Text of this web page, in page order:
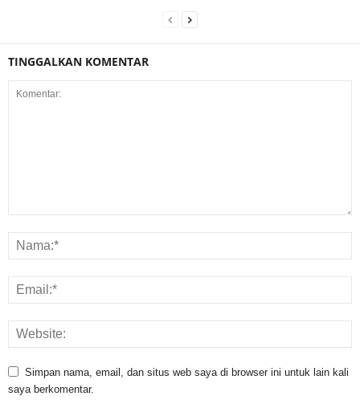
TINGGALKAN KOMENTAR
Simpan nama, email, dan situs web saya di browser ini untuk lain kali
saya berkomentar.